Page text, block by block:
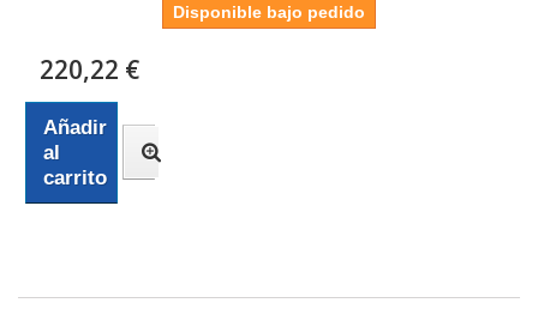
Disponible bajo pedido
220,22 €
Añadir
al
carrito